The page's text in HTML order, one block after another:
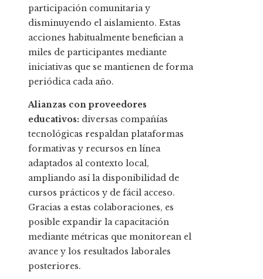
participación comunitaria y
disminuyendo el aislamiento. Estas
acciones habitualmente benefician a
miles de participantes mediante
iniciativas que se mantienen de forma
periódica cada año.
Alianzas con proveedores
educativos: diversas compañías
tecnológicas respaldan plataformas
formativas y recursos en línea
adaptados al contexto local,
ampliando así la disponibilidad de
cursos prácticos y de fácil acceso.
Gracias a estas colaboraciones, es
posible expandir la capacitación
mediante métricas que monitorean el
avance y los resultados laborales
posteriores.